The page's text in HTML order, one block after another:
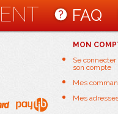
FAQ
MON
Se
son compte
Mes
Mes